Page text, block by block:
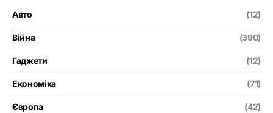
Авто (12)
Війна (390)
Гаджети (12)
Економіка (71)
Європа (42)